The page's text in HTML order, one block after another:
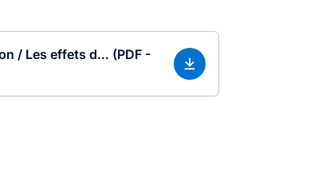
/ Les effets d... (PDF -